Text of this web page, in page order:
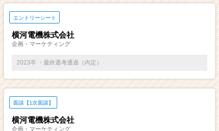
エントリーシート
横河電機株式会社
企画・マーケティング
2023卒 ・最終選考通過（内定）
面談【1次面談】
横河電機株式会社
企画・マーケティング